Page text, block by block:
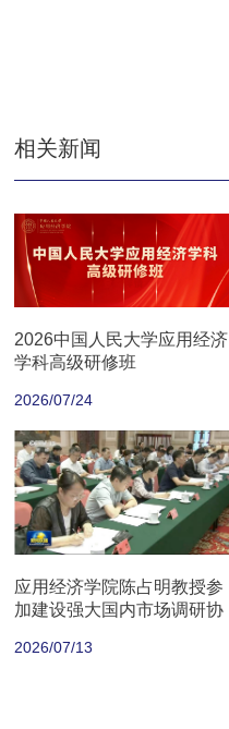
相关新闻
2026中国人民大学应用经济
学科高级研修班
2026/07/24
应用经济学院陈占明教授参
加建设强大国内市场调研协
2026/07/13